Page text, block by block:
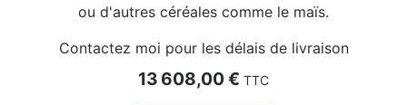
ou d'autres céréales comme le maïs.
Contactez moi pour les délais de livraison
Prix
13 608,00 € TTC